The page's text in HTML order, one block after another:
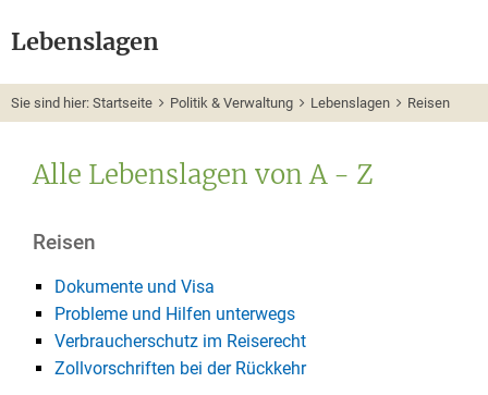
Lebenslagen
Sie sind hier: Startseite Politik & Verwaltung Lebenslagen Reisen
Alle Lebenslagen von A - Z
Reisen
Dokumente und Visa
Probleme und Hilfen unterwegs
Verbraucherschutz im Reiserecht
Zollvorschriften bei der Rückkehr